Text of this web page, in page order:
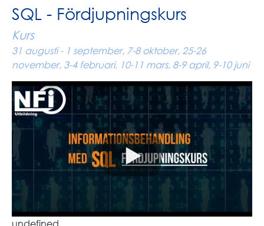
SQL - Fördjupningskurs
Kurs
31 augusti - 1 september, 7-8 oktober, 25-26
november, 3-4 februari, 10-11 mars, 8-9 april, 9-10 juni
undefined